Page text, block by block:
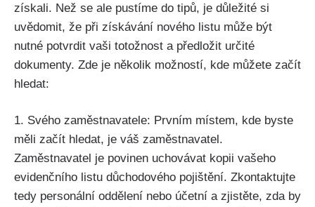
získali. Než se ale pustíme do tipů, je důležité si
uvědomit, že při získávání nového listu může být
nutné potvrdit vaši totožnost a předložit určité
dokumenty. Zde je několik možností, kde můžete začít
hledat:
1. Svého zaměstnavatele: Prvním místem, kde byste
měli začít hledat, je váš zaměstnavatel.
Zaměstnavatel je povinen uchovávat kopii vašeho
evidenčního listu důchodového pojištění. Zkontaktujte
tedy personální oddělení nebo účetní a zjistěte, zda by